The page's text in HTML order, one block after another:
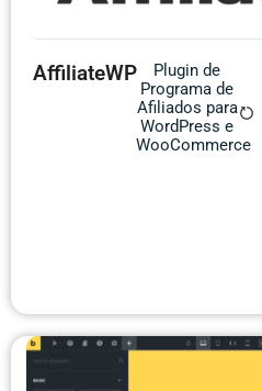
AffiliateWP
Plugin de
Programa de
Afiliados para
WordPress e
WooCommerce